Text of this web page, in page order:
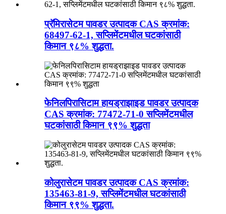
प्रॅमिरासेटम पावडर उत्पादक CAS क्रमांक:
68497-62-1, सप्लिमेंटमधील घटकांसाठी
किमान ९८% शुद्धता.
फेनिलपिरासिटाम हायड्राझाइड पावडर उत्पादक
CAS क्रमांक: 77472-71-0 सप्लिमेंटमधील
घटकांसाठी किमान ९९% शुद्धता
कोलुरासेटम पावडर उत्पादक CAS क्रमांक:
135463-81-9, सप्लिमेंटमधील घटकांसाठी
किमान ९९% शुद्धता.